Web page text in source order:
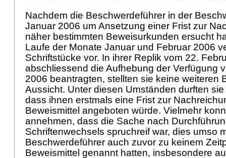
Nachdem die Beschwerdeführer in der
Januar 2006 um Ansetzung einer Frist zur
näher bestimmten Beweisurkunden ersucht
Laufe der Monate Januar und Februar 2006
Schriftstücke vor. In ihrer Replik vom 22.
abschliessend die Aufhebung der Verfügung
2006 beantragten, stellten sie keine weiteren
Aussicht. Unter diesen Umständen durften
dass ihnen erstmals eine Frist zur
Beweismittel angeboten würde. Vielmehr
annehmen, dass die Sache nach
Schriftenwechsels spruchreif war, dies umso
Beschwerdeführer auch zuvor zu keinem
Beweismittel genannt hatten, insbesondere